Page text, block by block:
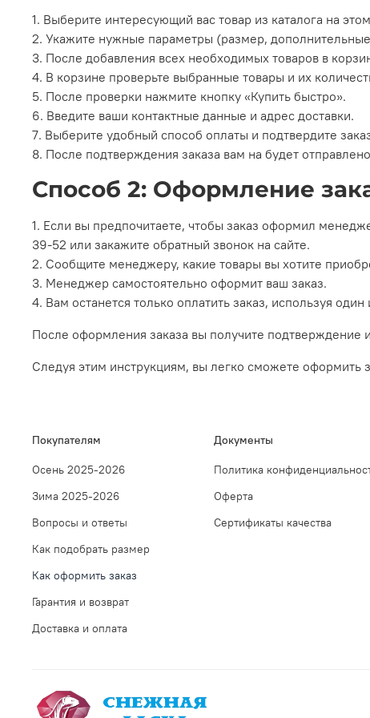
1. Выберите интересующий вас товар из каталога на
2. Укажите нужные параметры (размер,
3. После добавления всех необходимых товаров в
4. В корзине проверьте выбранные товары и их
5. После проверки нажмите кнопку «Купить быстро».
6. Введите ваши контактные данные и адрес доставки.
7. Выберите удобный способ оплаты и подтвердите
8. После подтверждения заказа вам на будет
Способ 2: Оформление
1. Если вы предпочитаете, чтобы заказ оформил
39-52 или закажите обратный звонок на сайте.
2. Сообщите менеджеру, какие товары вы хотите
3. Менеджер самостоятельно оформит ваш заказ.
4. Вам останется только оплатить заказ, используя
После оформления заказа вы получите подтверждение
Следуя этим инструкциям, вы легко сможете
Покупателям
Осень 2025-2026
Зима 2025-2026
Вопросы и ответы
Как подобрать размер
Как оформить заказ
Гарантия и возврат
Доставка и оплата
Документы
Политика
Оферта
Сертификаты качества